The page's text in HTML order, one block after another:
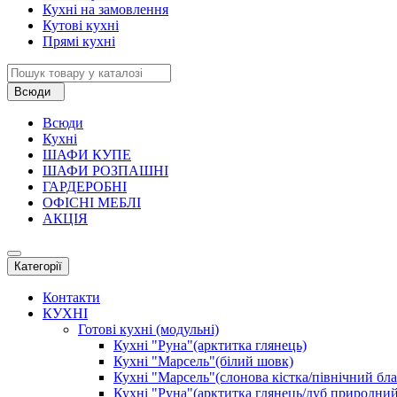
Кухні на замовлення
Кутові кухні
Прямі кухні
Всюди
Всюди
Кухні
ШАФИ КУПЕ
ШАФИ РОЗПАШНІ
ГАРДЕРОБНІ
ОФІСНІ МЕБЛІ
АКЦІЯ
Категорії
Контакти
КУХНІ
Готові кухні (модульні)
Кухні "Руна"(арктитка глянець)
Кухні "Марсель"(білий шовк)
Кухні "Марсель"(слонова кістка/північний
Кухні "Руна"(арктитка глянець/дуб